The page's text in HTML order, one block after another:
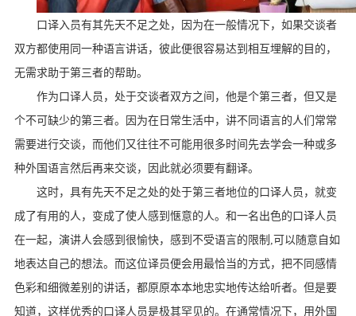
口译入员有其先天不足之处，因为在一般情况下，如果交谈者
双方都使用同一种语言讲话，彼此便很容易达到相互埋解的目的，
无需求助于第三者的帮助。
作为口译人员，处于交谈者双方之间，他是个第三者，但又是
个不可缺少的第三者。因为在日常生活中，讲不同语言的人们常常
需要进行交谈，而他们又往往不可能用很多时间先去学会一种或多
种外国语言然后再来交谈，因此就必须要有翻译。
这时，具有先天不足之处的处于第三者地位的口译人员，就变
成了有用的人，变成了使人感到惬意的人。和一名出色的口译人员
在一起，演讲人会感到很愉快，感到不受语言的限制,可以随意自如
地表达自己的想法。而这位译员便会用最恰当的方式，把不同感情
色彩和细微差别的讲话，都原原本本地忠实地传达给听者。但是要
知道，这样优秀的口译人员是极其罕见的。在通常情况下，用外国